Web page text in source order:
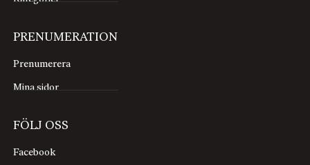
PRENUMERATION
Prenumerera
Mina sidor
FÖLJ OSS
Facebook